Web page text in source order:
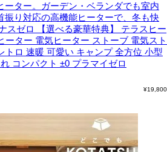
ーター。ガーデン・ベランダでも室内
振り対応の高機能ヒーターで、冬も快
スゼロ 【選べる豪華特典】 テラスヒー
ーター 電気ヒーター ストーブ 電気スト
トロ 速暖 可愛い キャンプ 全方位 小型
コンパクト ±0 プラマイゼロ
¥19,800